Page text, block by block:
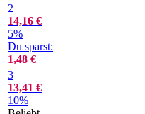
2
14,16 €
5%
Du sparst:
1,48 €
3
13,41 €
10%